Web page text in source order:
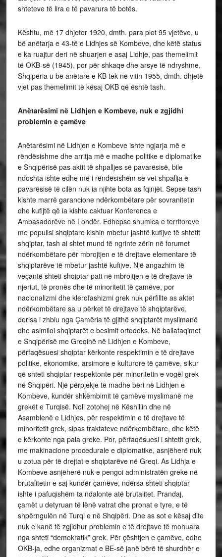
shteteve të lira e të pavarura të botës.
Kështu, më 17 dhjetor 1920, dmth. para plot 95 vjetëve, u
bë anëtarja e 43-të e Lidhjes së Kombeve, dhe këtë status
e ka ruajtur deri në shuarjen e asaj Lidhje, pas themelimit
të OKB-së (1945), por për shkaqe dhe arsye të ndryshme,
Shqipëria u bë anëtare e KB tek në vitin 1955, dmth. dhjetë
vjet pas themelimit të kësaj OKB që është tash.
Anëtarësimi në Lidhjen e Kombeve, nuk e zgjidhi
problemin e çamëve
Anëtarësimi në Lidhjen e Kombeve ishte ngjarja më e
rëndësishme dhe arritja më e madhe politike e diplomatike
e Shqipërisë pas aktit të shpalljes së pavarësisë, bile
ndoshta ishte edhe më i rëndësishëm se vet shpallja e
pavarësisë të cilën nuk ia njihte bota as fqinjët. Sepse tash
kishte marrë garancione ndërkombëtare për sovranitetin
dhe kufijtë që ia kishte caktuar Konferenca e
Ambasadorëve në Londër. Edhepse shumica e territoreve
me popullsi shqiptare kishin mbetur jashtë kufijve të shtetit
shqiptar, tash ai shtet mund të ngrinte zërin në forumet
ndërkombëtare për mbrojtjen e të drejtave elementare të
shqiptarëve të mbetur jashtë kufijve. Një angazhim të
veçantë shteti shqiptar pati në mbrojtjen e të drejtave të
njeriut, të pronës dhe të minoritetit të çamëve, por
nacionalizmi dhe klerofashizmi grek nuk përfillte as aktet
ndërkombëtare sa u përket të drejtave të shqiptarëve,
derisa i zhbiu nga Çamëria të gjithë shqiptarët myslimanë
dhe asimiloi shqiptarët e besimit ortodoks. Në ballafaqimet
e Shqipërisë me Greqinë në Lidhjen e Kombeve,
përfaqësuesi shqiptar kërkonte respektimin e të drejtave
politike, ekonomike, arsimore e kulturore të çamëve, sikur
që shteti shqiptar respektonte për minoritetin e vogël grek
në Shqipëri. Një përpjekje të madhe bëri në Lidhjen e
Kombeve, kundër shkëmbimit të çamëve myslimanë me
grekët e Turqisë. Noli zotohej në Këshillin dhe në
Asamblenë e Lidhjes, për respektimin e të drejtave të
minoritetit grek, sipas traktateve ndërkombëtare, dhe këtë
e kërkonte nga pala greke. Por, përfaqësuesi i shtetit grek,
me makinacione procedurale e diplomatike, asnjëherë nuk
u zotua për të drejtat e shqiptarëve në Greqi. As Lidhja e
Kombeve asnjëherë nuk e pengoi administratën greke në
brutalitetin e saj kundër çamëve, ndërsa shteti shqiptar
ishte i pafuqishëm ta ndalonte atë brutalitet. Prandaj,
çamët u detyruan të lënë vatrat dhe pronat e tyre, e të
shpërngulën në Turqi e në Shqipëri. Dhe as sot e kësaj dite
nuk e kanë të zgjidhur problemin e të drejtave të mohuara
nga shteti “demokratik” grek. Për çështjen e çamëve, edhe
OKB-ja, edhe organizmat e BE-së janë bërë të shurdhër e